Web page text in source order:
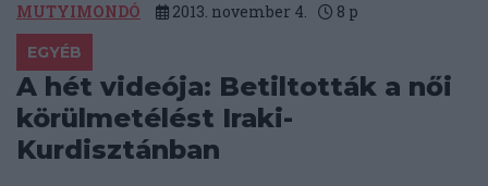
MUTYIMONDÓ 2013. november 4. 8 p
EGYÉB
A hét videója: Betiltották a női
körülmetélést Iraki-
Kurdisztánban